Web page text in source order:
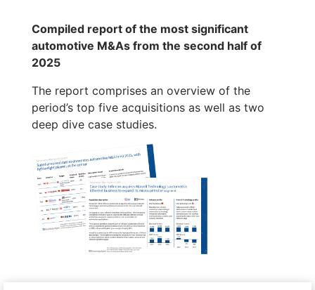
Compiled report of the most significant
automotive M&As from the second half of
2025
The report comprises an overview of the
period’s top five acquisitions as well as two
deep dive case studies.